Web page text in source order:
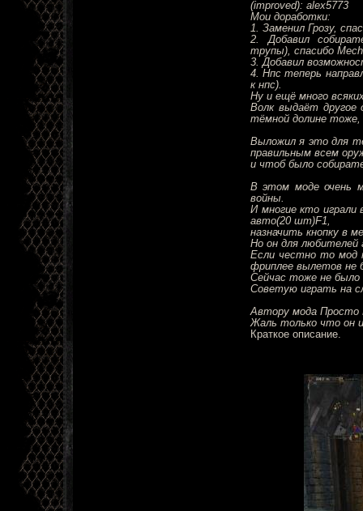
(improved): alex5773
Мои доработки:
1. Заменил Грозу,
2. Добавил
трупы), спасибо
3. Добавил
4. Нпс теперь
к нпс).
Ну и ещё много
Волк выдаёт другое
тёмной долине тоже,
Выложил я это для
правильным всем
и чтоб было
В этом моде очень
войны.
И многие кто играли
авто(20 шт)F1,
назначить кнопку в
Но он для любителей
Если честно то мод
фриплее вылетов не
Сейчас тоже не
Советую играть на
Автору мода Просто
Жаль только что он
Краткое описание.